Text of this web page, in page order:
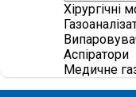
Хірургічні
Аспіратори
Медичне